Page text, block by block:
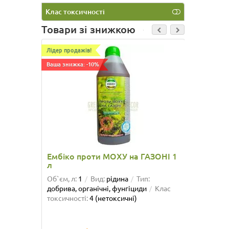
Клас токсичності
Товари зі знижкою
Лідер продажів!
Ваша знижка: -10%
Ембіко проти МОХУ на ГАЗОНІ 1
л
Об`єм, л: 1 Вид: рідина
Тип:
добрива, органічні, фунгіциди
Клас
токсичності:4 (нетоксичні)